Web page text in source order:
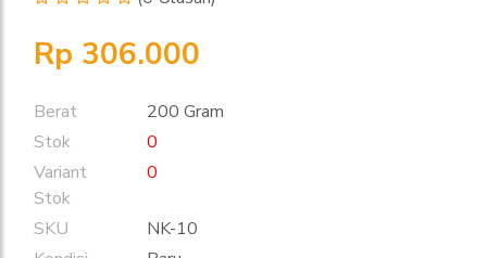
Rp 306.000
Berat
200 Gram
Stok
0
Variant
Stok
0
SKU
NK-10